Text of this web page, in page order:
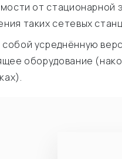
от
таких сетевых
усреднённую
оборудование